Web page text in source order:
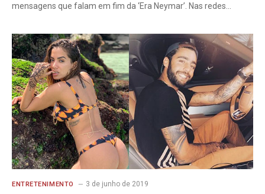
mensagens que falam em fim da ‘Era Neymar’. Nas redes…
ENTRETENIMENTO 3 de junho de 2019